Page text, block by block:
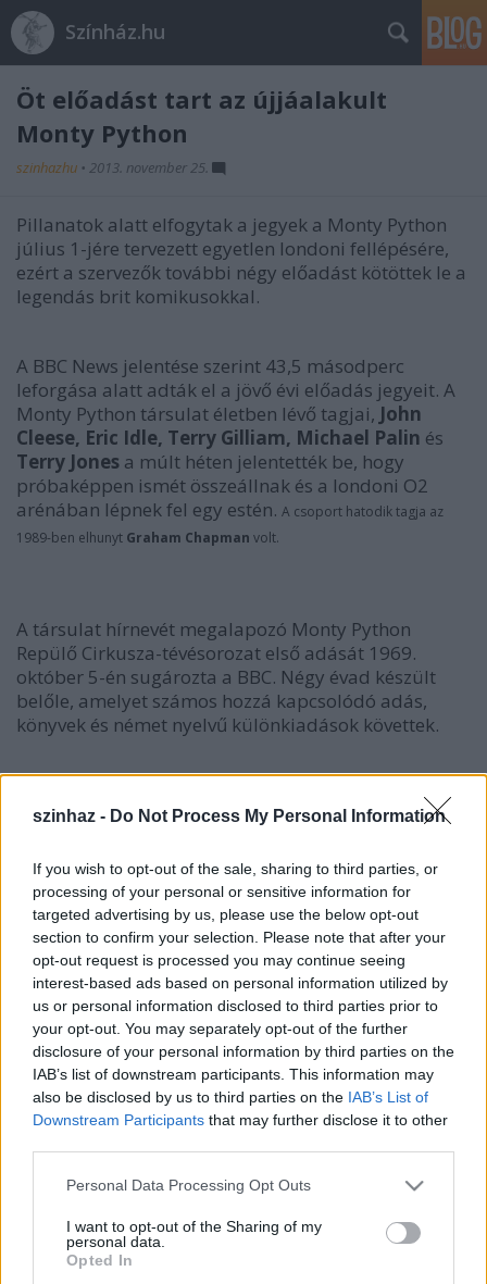
szinhaz - Do Not Process My Personal Information
If you wish to opt-out of the sale, sharing to third parties, or
processing of your personal or sensitive information for
targeted advertising by us, please use the below opt-out
section to confirm your selection. Please note that after your
opt-out request is processed you may continue seeing
interest-based ads based on personal information utilized by
us or personal information disclosed to third parties prior to
your opt-out. You may separately opt-out of the further
disclosure of your personal information by third parties on the
IAB’s list of downstream participants. This information may
also be disclosed by us to third parties on the IAB’s List of
Downstream Participants that may further disclose it to other
Please note that this website/app uses one or more Google
not limited to your visit or usage behaviour. You may click to
grant or deny consent to Google and its third-party tags to
use your data for below specified purposes in below Google
Personal Data Processing Opt Outs
I want to opt-out of the Sharing of my
personal data.
Opted In
Színház.hu
Öt előadást tart az újjáalakult
Monty Python
szinhazhu • 2013. november 25.
Pillanatok alatt elfogytak a jegyek a Monty Python
július 1-jére tervezett egyetlen londoni fellépésére,
ezért a szervezők további négy előadást kötöttek le a
legendás brit komikusokkal.
A BBC News jelentése szerint 43,5 másodperc
leforgása alatt adták el a jövő évi előadás jegyeit. A
Monty Python társulat életben lévő tagjai, John
Cleese, Eric Idle, Terry Gilliam, Michael Palin és
Terry Jones a múlt héten jelentették be, hogy
próbaképpen ismét összeállnak és a londoni O2
arénában lépnek fel egy estén. A csoport hatodik tagja az
1989-ben elhunyt Graham Chapman volt.
A társulat hírnevét megalapozó Monty Python
Repülő Cirkusza-tévésorozat első adását 1969.
október 5-én sugározta a BBC. Négy évad készült
belőle, amelyet számos hozzá kapcsolódó adás,
könyvek és német nyelvű különkiadások követtek.
A műsor sikerének egyik kulcsa
stílusa volt, amellyel minden gátlás nélkül kapcsolt
össze egymástól merőben eltérő dolgokat. A csoport
készítette el alacsony költségvetéssel a szintén
kultikussá váltGyalog galopp